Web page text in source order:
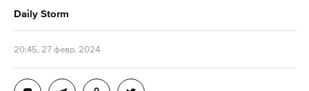
Daily Storm
20:45, 27 февр. 2024